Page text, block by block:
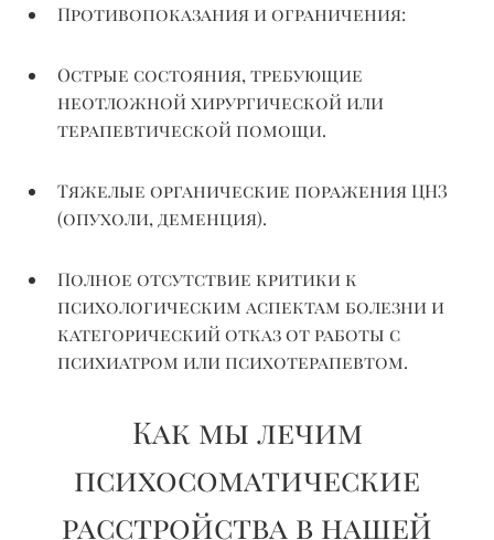
Противопоказания и ограничения:
Острые состояния, требующие
неотложной хирургической или
терапевтической помощи.
Тяжелые органические поражения ЦНЗ
(опухоли, деменция).
Полное отсутствие критики к
психологическим аспектам болезни и
категорический отказ от работы с
психиатром или психотерапевтом.
Как мы лечим
психосоматические
расстройства в нашей